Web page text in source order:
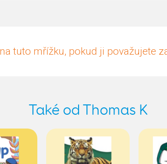
tuto mřížku, pokud ji považujete
Také od Thomas K